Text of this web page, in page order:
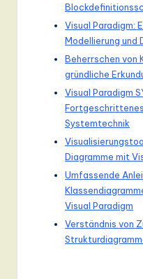
Visual Paradigm:
Modellierung und
Beherrschen von
gründliche
Visual Paradigm
Systemtechnik
Diagramme mit
Umfassende
Visual Paradigm
Verständnis von